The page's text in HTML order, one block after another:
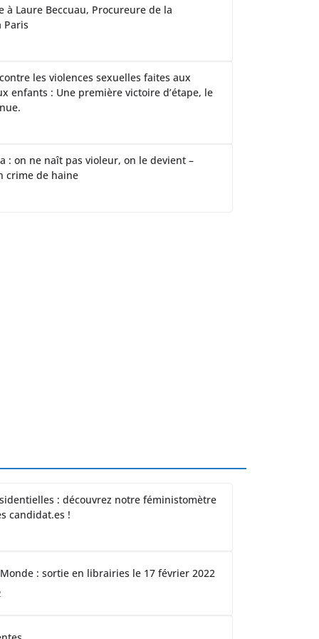
à Laure Beccuau, Procureure de la
Paris
les violences sexuelles faites aux
enfants : Une première victoire d’étape, le
: on ne naît pas violeur, on le devient –
crime de haine
: découvrez notre féministomètre
candidat.es !
: sortie en librairies le 17 février 2022